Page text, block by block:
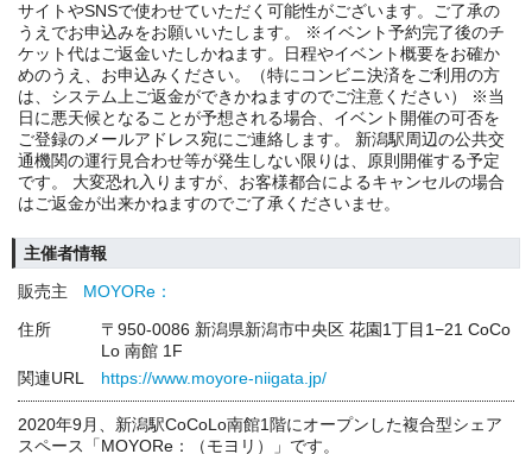
サイトやSNSで使わせていただく可能性がございます。ご了承の
うえでお申込みをお願いいたします。 ※イベント予約完了後のチ
ケット代はご返金いたしかねます。日程やイベント概要をお確か
めのうえ、お申込みください。（特にコンビニ決済をご利用の方
は、システム上ご返金ができかねますのでご注意ください） ※当
日に悪天候となることが予想される場合、イベント開催の可否を
ご登録のメールアドレス宛にご連絡します。 新潟駅周辺の公共交
通機関の運行見合わせ等が発生しない限りは、原則開催する予定
です。 大変恐れ入りますが、お客様都合によるキャンセルの場合
はご返金が出来かねますのでご了承くださいませ。
主催者情報
販売主
MOYORe：
住所
〒950-0086 新潟県新潟市中央区 花園1丁目1−21 CoCo
Lo 南館 1F
関連URL
https://www.moyore-niigata.jp/
2020年9月、新潟駅CoCoLo南館1階にオープンした複合型シェア
スペース「MOYORe：（モヨリ）」です。